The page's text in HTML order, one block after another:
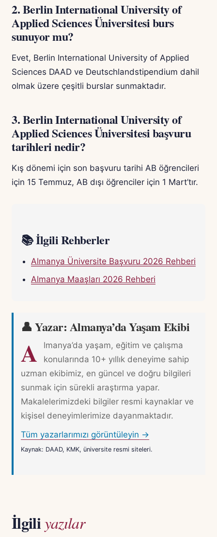
2. Berlin International University of
Applied Sciences Üniversitesi burs
sunuyor mu?
Evet, Berlin International University of Applied
Sciences DAAD ve Deutschlandstipendium dahil
olmak üzere çeşitli burslar sunmaktadır.
3. Berlin International University of
Applied Sciences Üniversitesi başvuru
tarihleri nedir?
Kış dönemi için son başvuru tarihi AB öğrencileri
için 15 Temmuz, AB dışı öğrenciler için 1 Mart’tır.
📚 İlgili Rehberler
Almanya Üniversite Başvuru 2026 Rehberi
Almanya Maaşları 2026 Rehberi
👤 Yazar: Almanya’da Yaşam Ekibi
A
lmanya’da yaşam, eğitim ve çalışma
konularında 10+ yıllık deneyime sahip
uzman ekibimiz, en güncel ve doğru bilgileri
sunmak için sürekli araştırma yapar.
Makalelerimizdeki bilgiler resmi kaynaklar ve
kişisel deneyimlerimize dayanmaktadır.
Tüm yazarlarımızı görüntüleyin →
Kaynak: DAAD, KMK, üniversite resmi siteleri.
İlgiliyazılar